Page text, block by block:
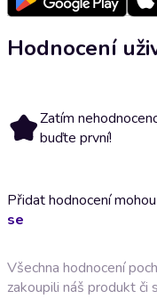
Hodnocení
Zatím
buďte první!
Přidat hodnocení
se
Všechna hodnocení
zakoupili náš produkt či